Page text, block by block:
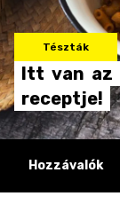
Tészták
Itt van az
receptje!
Hozzávalók